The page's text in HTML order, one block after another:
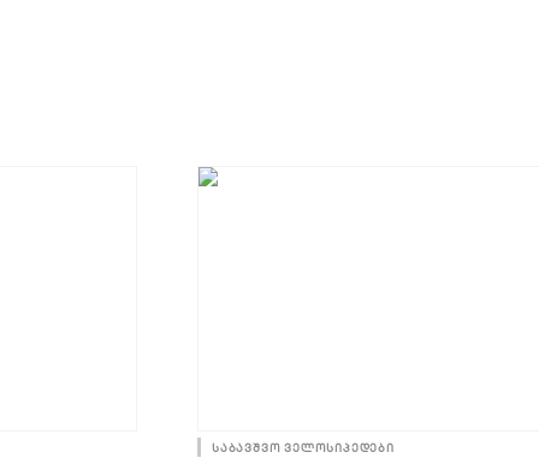
საბავშვო ველოსიპედები